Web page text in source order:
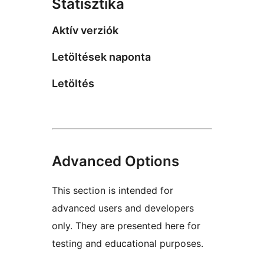
Statisztika
Aktív verziók
Letöltések naponta
Letöltés
Advanced Options
This section is intended for
advanced users and developers
only. They are presented here for
testing and educational purposes.